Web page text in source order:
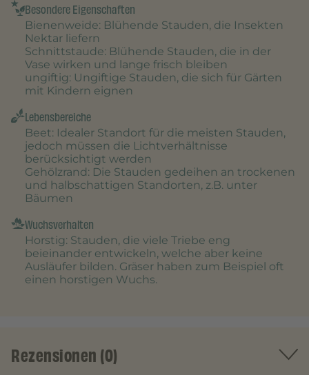
Besondere Eigenschaften
Bienenweide: Blühende Stauden, die Insekten
Nektar liefern
Schnittstaude: Blühende Stauden, die in der
Vase wirken und lange frisch bleiben
ungiftig: Ungiftige Stauden, die sich für Gärten
mit Kindern eignen
Lebensbereiche
Beet: Idealer Standort für die meisten Stauden,
jedoch müssen die Lichtverhältnisse
berücksichtigt werden
Gehölzrand : Die Stauden gedeihen an trockenen
und halbschattigen Standorten, z.B. unter
Bäumen
Wuchsverhalten
Horstig: Stauden, die viele Triebe eng
beieinander entwickeln, welche aber keine
Ausläufer bilden. Gräser haben zum Beispiel oft
einen horstigen Wuchs.
Rezensionen (0)